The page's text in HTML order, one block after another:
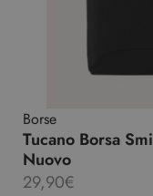
Borse
Tucano Borsa
Nuovo
29,90€